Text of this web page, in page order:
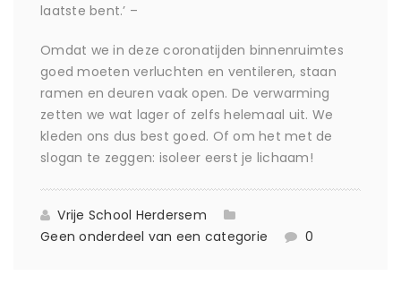
laatste bent.’ –
Omdat we in deze coronatijden binnenruimtes
goed moeten verluchten en ventileren, staan
ramen en deuren vaak open. De verwarming
zetten we wat lager of zelfs helemaal uit. We
kleden ons dus best goed. Of om het met de
slogan te zeggen: isoleer eerst je lichaam!
Vrije School Herdersem
Geen onderdeel van een categorie
0